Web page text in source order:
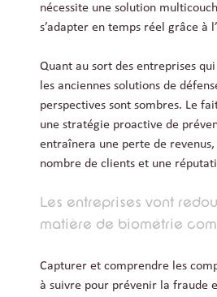
nécessite une solution
s’adapter en temps réel grâce à
Quant au sort des entreprises
les anciennes solutions de
perspectives sont sombres. Le
une stratégie proactive de
entraînera une perte de
nombre de clients et une
Les entreprises vont
matière de biométrie
Capturer et comprendre les
à suivre pour prévenir la fraude